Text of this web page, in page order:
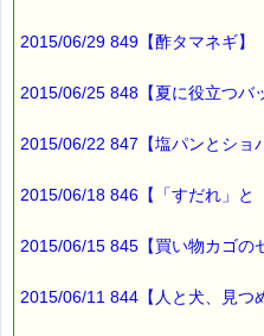
このメールはｅパスタイムをご
レゼント
ルです。
このメールマガジンのバック
購読解除はこちらからできま
2015/06/29 849【酢タマネギ】
2015/06/25 848【夏に役立つバ
2015/06/22 847【塩パンとショ
2015/06/18 846【「すだれ」と
2015/06/15 845【買い物カゴの
2015/06/11 844【人と犬、見つ